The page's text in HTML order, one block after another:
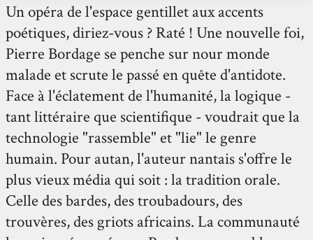
Un opéra de l'espace gentillet aux accents
poétiques, diriez-vous ? Raté ! Une nouvelle foi,
Pierre Bordage se penche sur nour monde
malade et scrute le passé en quête d'antidote.
Face à l'éclatement de l'humanité, la logique -
tant littéraire que scientifique - voudrait que la
technologie "rassemble" et "lie" le genre
humain. Pour autan, l'auteur nantais s'offre le
plus vieux média qui soit : la tradition orale.
Celle des bardes, des troubadours, des
trouvères, des griots africains. La communauté